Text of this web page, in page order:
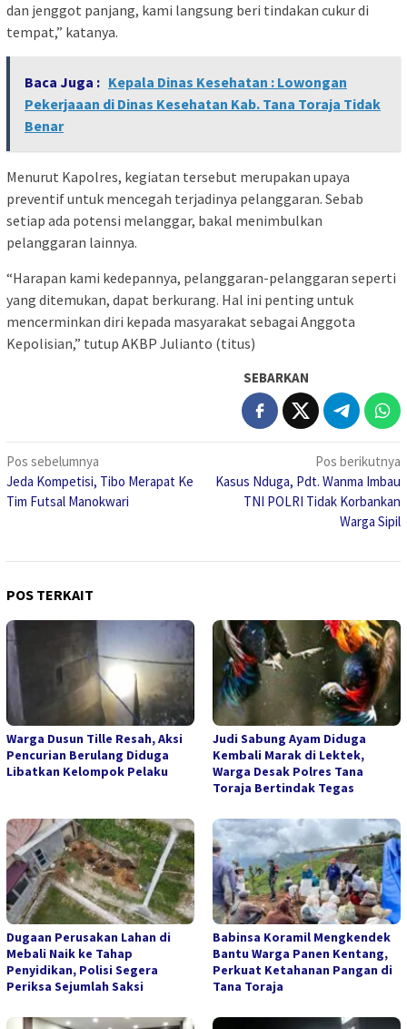
dan jenggot panjang, kami langsung beri tindakan cukur di
tempat,” katanya.
Baca Juga : Kepala Dinas Kesehatan : Lowongan
Pekerjaaan di Dinas Kesehatan Kab. Tana Toraja Tidak
Benar
Menurut Kapolres, kegiatan tersebut merupakan upaya
preventif untuk mencegah terjadinya pelanggaran. Sebab
setiap ada potensi melanggar, bakal menimbulkan
pelanggaran lainnya.
“Harapan kami kedepannya, pelanggaran-pelanggaran seperti
yang ditemukan, dapat berkurang. Hal ini penting untuk
mencerminkan diri kepada masyarakat sebagai Anggota
Kepolisian,” tutup AKBP Julianto (titus)
SEBARKAN
Navigasi
pos
Pos sebelumnya
Jeda Kompetisi, Tibo Merapat Ke
Tim Futsal Manokwari
Pos berikutnya
Kasus Nduga, Pdt. Wanma Imbau
TNI POLRI Tidak Korbankan
Warga Sipil
POS TERKAIT
Warga Dusun Tille Resah, Aksi
Pencurian Berulang Diduga
Libatkan Kelompok Pelaku
Judi Sabung Ayam Diduga
Kembali Marak di Lektek,
Warga Desak Polres Tana
Toraja Bertindak Tegas
Dugaan Perusakan Lahan di
Mebali Naik ke Tahap
Penyidikan, Polisi Segera
Periksa Sejumlah Saksi
Babinsa Koramil Mengkendek
Bantu Warga Panen Kentang,
Perkuat Ketahanan Pangan di
Tana Toraja